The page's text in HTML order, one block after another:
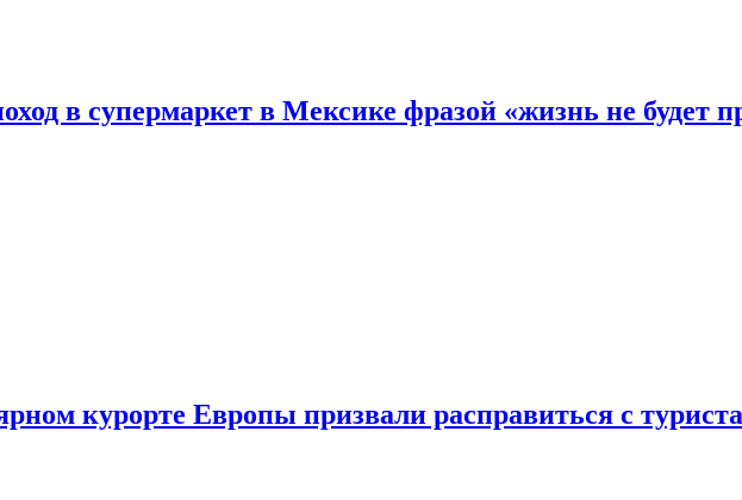
в супермаркет в Мексике фразой «жизнь не будет
курорте Европы призвали расправиться с